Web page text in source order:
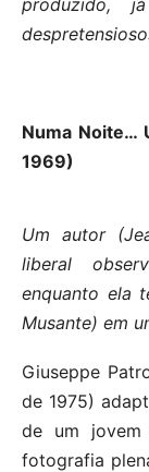
produzido,
Numa Noite…
1969)
Um autor
liberal
enquanto ela
Musante) em
Giuseppe
de 1975)
de um
fotografia